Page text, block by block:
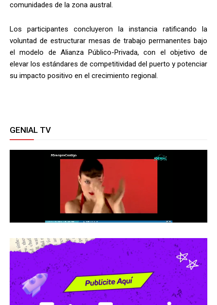
comunidades de la zona austral.
Los participantes concluyeron la instancia ratificando la
voluntad de estructurar mesas de trabajo permanentes bajo
el modelo de Alianza Público-Privada, con el objetivo de
elevar los estándares de competitividad del puerto y potenciar
su impacto positivo en el crecimiento regional.
GENIAL TV